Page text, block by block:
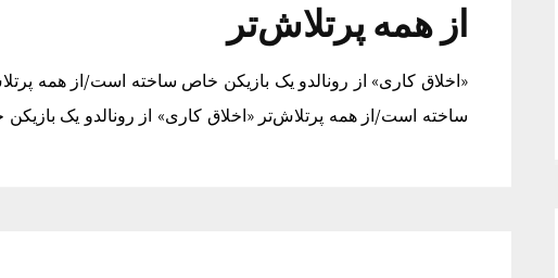
از همه پرتلاش‌تر
«اخلاق کاری» از رونالدو یک بازیکن خاص ساخته است/از همه
ساخته است/از همه پرتلاش‌تر «اخلاق کاری» از رونالدو یک